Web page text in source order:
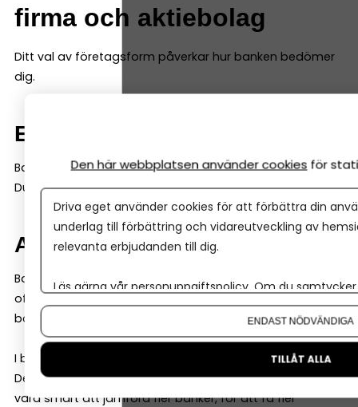
firma och aktiebolag
Ditt val av företagsform påverkar hur banken bedömer
dig.
Enskild firma
Banken tittar mycket på din privata ekonomi.
Du och företaget är samma juridiska person.
Aktiebolag
Banken tittar på bolagets ekonomi och prognoser, men
ofta också på dig som ägare (för lån kan de kräva
borgen och andra säkerheter).
I båda fallen gör banken en riskbedömning.
Det är normalt – och inget personligt. Därför kan det
vara smart att jämföra fler banker, för att få fler
Den här webbplatsen använder cookies för
Driva eget använder cookies för att förbättra din
underlag till förbättring och vidareutveckling av
relevanta erbjudanden till dig.
Läs gärna vår personuppgiftspolicy. Om du
Om du vill ändra ditt val i efterhand hittar du den
ENDAST NÖDVÄNDIGA
TILLÅT ALLA